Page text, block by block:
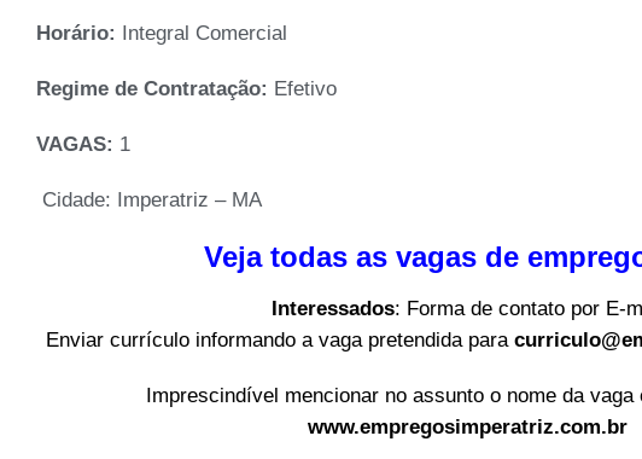
Horário: Integral Comercial
Regime de Contratação: Efetivo
VAGAS: 1
Cidade: Imperatriz – MA
Veja todas as vagas de
Interessados: Forma de contato por E-
Enviar currículo informando a vaga pretendida para
Imprescindível mencionar no assunto o nome da vaga
www.empregosimperatriz.com.br